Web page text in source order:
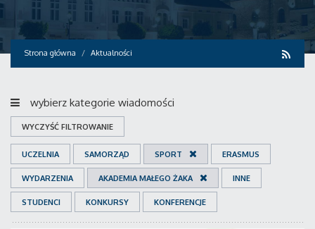
Strona główna Aktualności
wybierz kategorie wiadomości
WYCZYŚĆ FILTROWANIE
UCZELNIA SAMORZĄD SPORT ERASMUS
WYDARZENIA AKADEMIA MAŁEGO ŻAKA INNE
STUDENCI KONKURSY KONFERENCJE